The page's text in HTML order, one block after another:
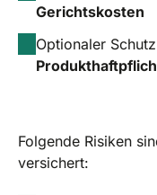
Gerichtskosten
Optionaler
Folgende Risiken
versichert: